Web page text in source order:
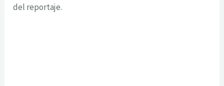
del reportaje.